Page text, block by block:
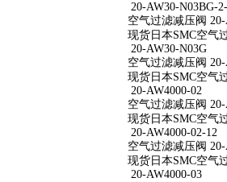
20-AW30-N03BG-
空气过滤减压阀
现货日本SMC空气
20-AW30-N03G
空气过滤减压阀
现货日本SMC空气
20-AW4000-02
空气过滤减压阀 20-
现货日本SMC空气
20-AW4000-02-12
空气过滤减压阀 20-
现货日本SMC空气
20-AW4000-03